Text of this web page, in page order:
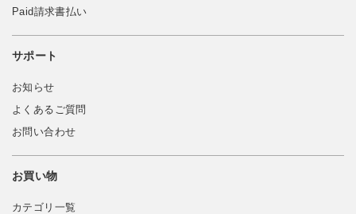
Paid請求書払い
サポート
お知らせ
よくあるご質問
お問い合わせ
お買い物
カテゴリ一覧